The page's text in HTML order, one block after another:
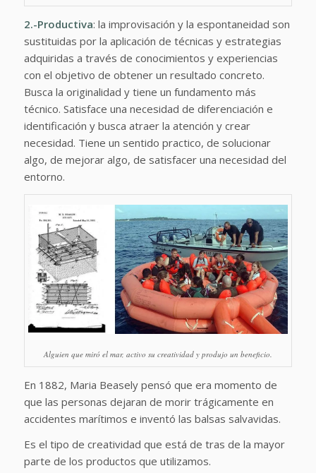
2.-Productiva: la improvisación y la espontaneidad son
sustituidas por la aplicación de técnicas y estrategias
adquiridas a través de conocimientos y experiencias
con el objetivo de obtener un resultado concreto.
Busca la originalidad y tiene un fundamento más
técnico. Satisface una necesidad de diferenciación e
identificación y busca atraer la atención y crear
necesidad. Tiene un sentido practico, de solucionar
algo, de mejorar algo, de satisfacer una necesidad del
entorno.
Alguien que miró el mar, activo su creatividad y produjo un beneficio.
En 1882, Maria Beasely pensó que era momento de
que las personas dejaran de morir trágicamente en
accidentes marítimos e inventó las balsas salvavidas.
Es el tipo de creatividad que está de tras de la mayor
parte de los productos que utilizamos.